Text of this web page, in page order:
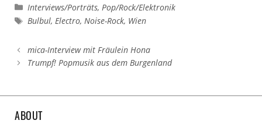
Kategorien
Interviews/Porträts, Pop/Rock/Elektronik
Schlagwörter
Bulbul,Electro,Noise-Rock, Wien
mica-Interview mit Fräulein Hona
Trumpf! Popmusik aus dem Burgenland
ABOUT